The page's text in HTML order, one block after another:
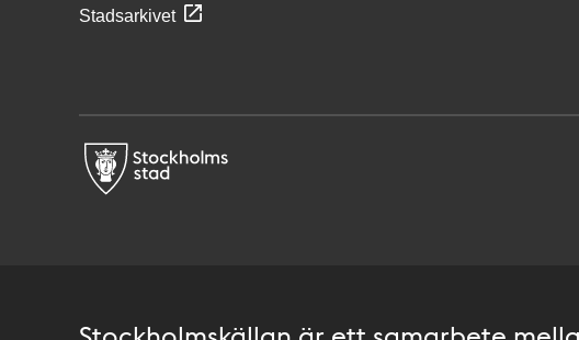
Stadsarkivet